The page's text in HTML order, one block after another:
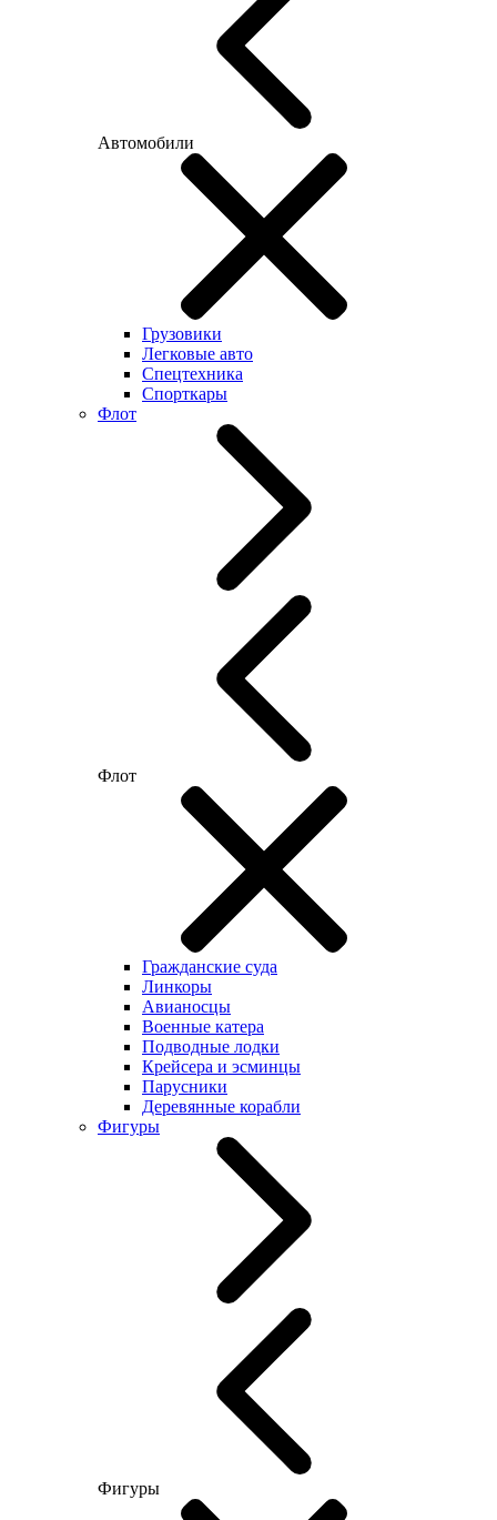
Автомобили
Грузовики
Легковые авто
Спецтехника
Спорткары
Флот
Флот
Гражданские суда
Линкоры
Авианосцы
Военные катера
Подводные лодки
Крейсера и эсминцы
Парусники
Деревянные корабли
Фигуры
Фигуры